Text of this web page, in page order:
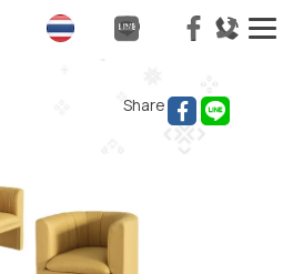
Share